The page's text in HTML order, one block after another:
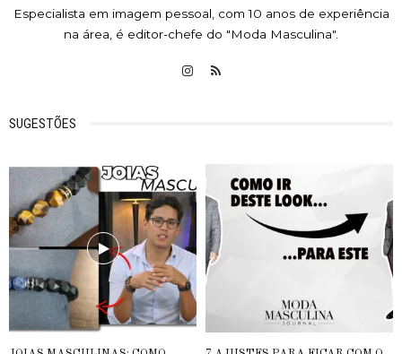
Especialista em imagem pessoal, com 10 anos de experiência
na área, é editor-chefe do "Moda Masculina".
SUGESTÕES